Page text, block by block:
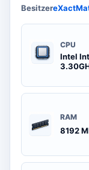
Besitzer
CPU
Intel
RAM
8192